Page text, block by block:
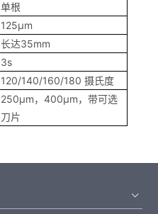
单根
125μm
长达35mm
3s
120/140/160/180 摄氏度
250μm，400μm，带可选
刀片